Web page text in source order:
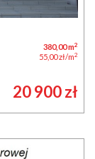
380,00 m2
55,00 zł/m2
20 900 zł